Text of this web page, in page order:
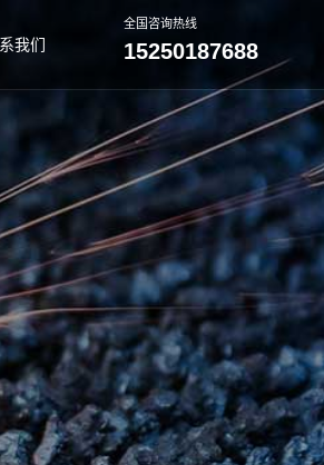
全国咨询热线
15250187688
我们